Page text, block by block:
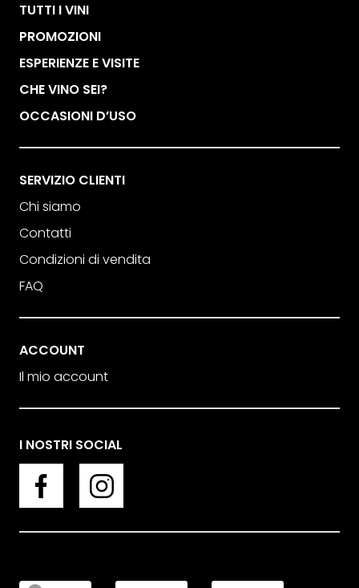
TUTTI I VINI
PROMOZIONI
ESPERIENZE E VISITE
CHE VINO SEI?
OCCASIONI D’USO
SERVIZIO CLIENTI
Chi siamo
Contatti
Condizioni di vendita
FAQ
ACCOUNT
Il mio account
I NOSTRI SOCIAL